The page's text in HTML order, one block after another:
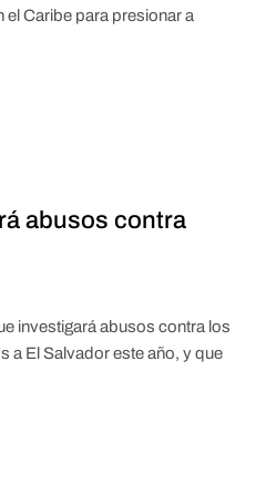
el Caribe para presionar a
abusos contra
investigará abusos contra los
a El Salvador este año, y que